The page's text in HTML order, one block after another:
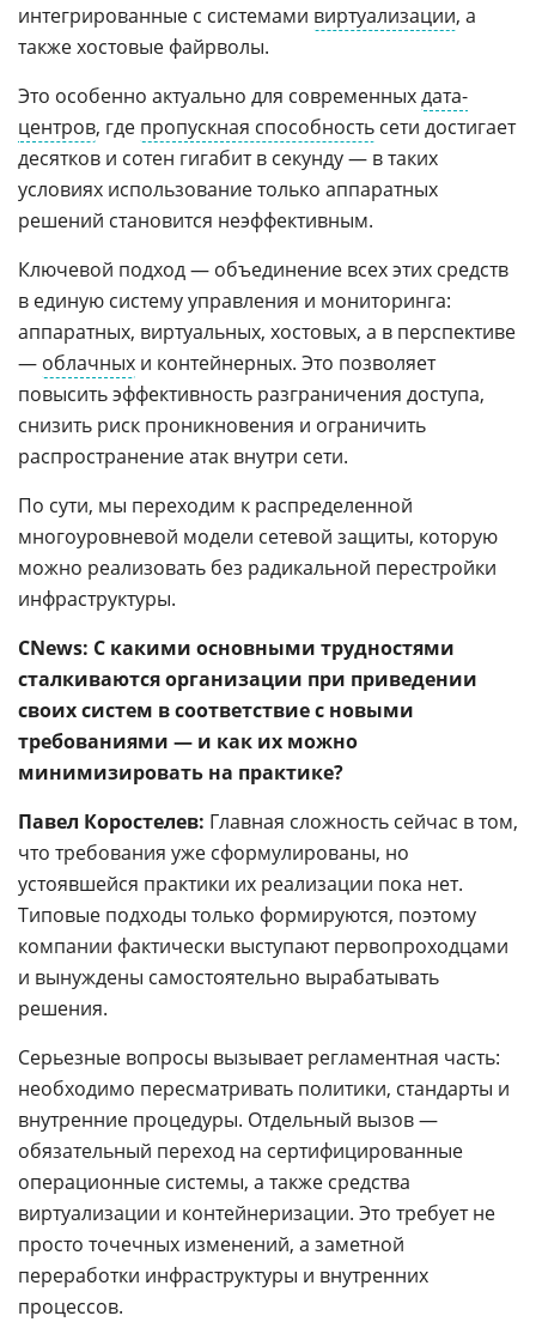
интегрированные с системами виртуализации, а
также хостовые файрволы.
Это особенно актуально для современныхдата-
центров, где пропускная способность сети достигает
десятков и сотен гигабит в секунду — в таких
условиях использование только аппаратных
решений становится неэффективным.
Ключевой подход — объединение всех этих средств
в единую систему управления и мониторинга:
аппаратных, виртуальных, хостовых, а в перспективе
— облачных и контейнерных. Это позволяет
повысить эффективность разграничения доступа,
снизить риск проникновения и ограничить
распространение атак внутри сети.
По сути, мы переходим к распределенной
многоуровневой модели сетевой защиты, которую
можно реализовать без радикальной перестройки
инфраструктуры.
CNews: С какими основными трудностями
сталкиваются организации при приведении
своих систем в соответствие с новыми
требованиями — и как их можно
минимизировать на практике?
Павел Коростелев: Главная сложность сейчас в том,
что требования уже сформулированы, но
устоявшейся практики их реализации пока нет.
Типовые подходы только формируются, поэтому
компании фактически выступают первопроходцами
и вынуждены самостоятельно вырабатывать
решения.
Серьезные вопросы вызывает регламентная часть:
необходимо пересматривать политики, стандарты и
внутренние процедуры. Отдельный вызов —
обязательный переход на сертифицированные
операционные системы, а также средства
виртуализации и контейнеризации. Это требует не
просто точечных изменений, а заметной
переработки инфраструктуры и внутренних
процессов.